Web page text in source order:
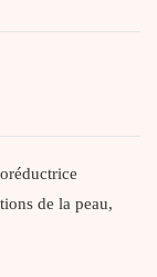
de la peau,